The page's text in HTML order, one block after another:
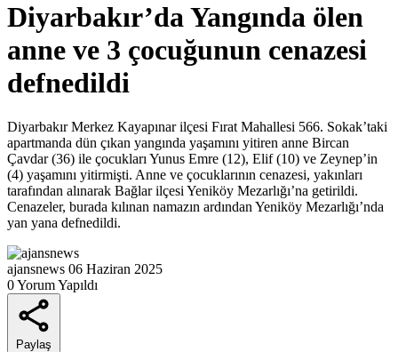
Diyarbakır’da Yangında ölen
anne ve 3 çocuğunun cenazesi
defnedildi
Diyarbakır Merkez Kayapınar ilçesi Fırat Mahallesi 566. Sokak’taki
apartmanda dün çıkan yangında yaşamını yitiren anne Bircan
Çavdar (36) ile çocukları Yunus Emre (12), Elif (10) ve Zeynep’in
(4) yaşamını yitirmişti. Anne ve çocuklarının cenazesi, yakınları
tarafından alınarak Bağlar ilçesi Yeniköy Mezarlığı’na getirildi.
Cenazeler, burada kılınan namazın ardından Yeniköy Mezarlığı’nda
yan yana defnedildi.
ajansnews 06 Haziran 2025
0 Yorum Yapıldı
Paylaş